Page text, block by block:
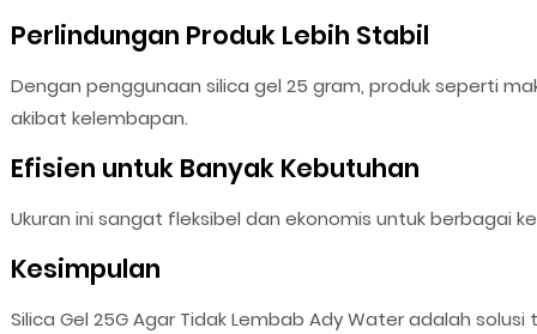
Perlindungan Produk Lebih Stabil
Dengan penggunaan silica gel 25 gram, produk seperti
akibat kelembapan.
Efisien untuk Banyak Kebutuhan
Ukuran ini sangat fleksibel dan ekonomis untuk berbagai
Kesimpulan
Silica Gel 25G Agar Tidak Lembab Ady Water adalah